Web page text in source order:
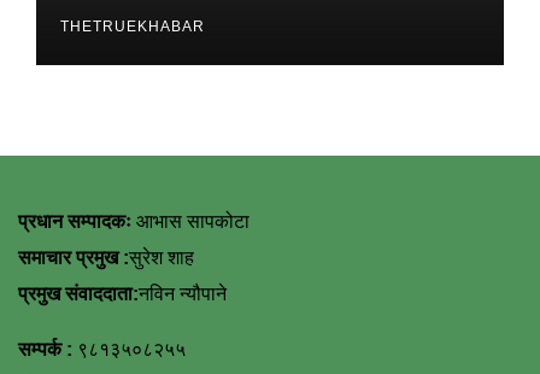
THETRUEKHABAR
प्रधान सम्पादकः आभास सापकोटा
समाचार प्रमुख :सुरेश शाह
प्रमुख संवाददाता:नविन न्यौपाने
सम्पर्क : ९८१३५०८२५५